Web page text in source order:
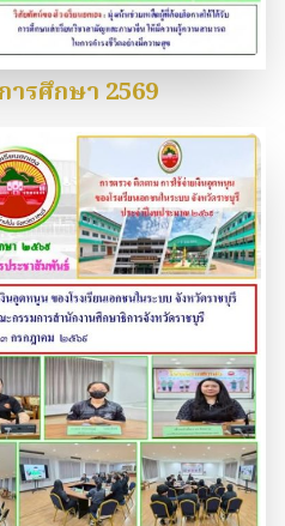
รศึกษา 2569